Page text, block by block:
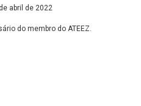
abril de 2022
do membro do ATEEZ.